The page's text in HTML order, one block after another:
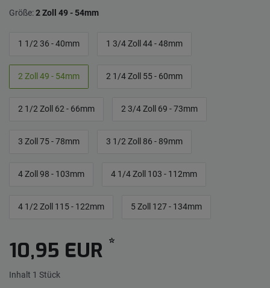
Größe:2 Zoll 49 - 54mm
1 1/2 36 - 40mm 1 3/4 Zoll 44 - 48mm
2 Zoll 49 - 54mm 2 1/4 Zoll 55 - 60mm
2 1/2 Zoll 62 - 66mm 2 3/4 Zoll 69 - 73mm
3 Zoll 75 - 78mm 3 1/2 Zoll 86 - 89mm
4 Zoll 98 - 103mm 4 1/4 Zoll 103 - 112mm
4 1/2 Zoll 115 - 122mm 5 Zoll 127 - 134mm
10,95 EUR *
Inhalt 1 Stück